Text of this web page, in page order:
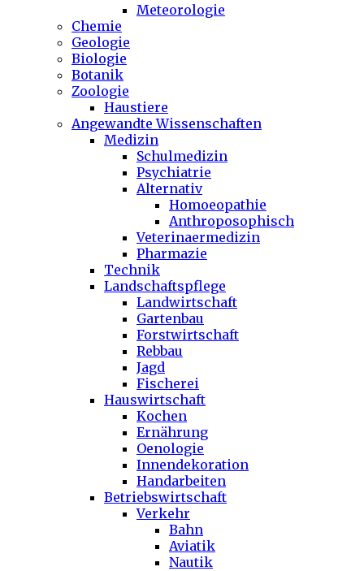
Meteorologie
Chemie
Geologie
Biologie
Botanik
Zoologie
Haustiere
Angewandte Wissenschaften
Medizin
Schulmedizin
Psychiatrie
Alternativ
Homoeopathie
Anthroposophisch
Veterinaermedizin
Pharmazie
Technik
Landschaftspflege
Landwirtschaft
Gartenbau
Forstwirtschaft
Rebbau
Jagd
Fischerei
Hauswirtschaft
Kochen
Ernährung
Oenologie
Innendekoration
Handarbeiten
Betriebswirtschaft
Verkehr
Bahn
Aviatik
Nautik